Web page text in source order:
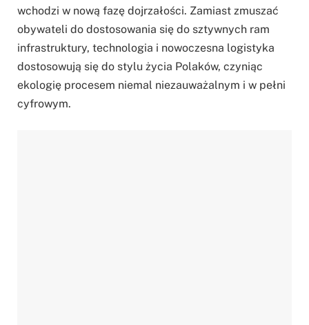
wchodzi w nową fazę dojrzałości. Zamiast zmuszać
obywateli do dostosowania się do sztywnych ram
infrastruktury, technologia i nowoczesna logistyka
dostosowują się do stylu życia Polaków, czyniąc
ekologię procesem niemal niezauważalnym i w pełni
cyfrowym.